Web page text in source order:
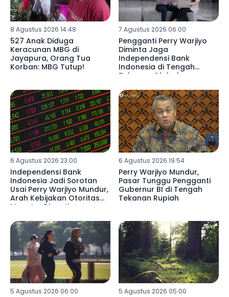
8 Agustus 2026 14:48
527 Anak Diduga
Keracunan MBG di
Jayapura, Orang Tua
Korban: MBG Tutup!
7 Agustus 2026 06:00
Pengganti Perry Warjiyo
Diminta Jaga
Independensi Bank
Indonesia di Tengah
Tekanan Global
6 Agustus 2026 23:00
Independensi Bank
Indonesia Jadi Sorotan
Usai Perry Warjiyo Mundur,
Arah Kebijakan Otoritas
Moneter Dinanti
6 Agustus 2026 19:54
Perry Warjiyo Mundur,
Pasar Tunggu Pengganti
Gubernur BI di Tengah
Tekanan Rupiah
5 Agustus 2026 06:00 5 Agustus 2026 05:00